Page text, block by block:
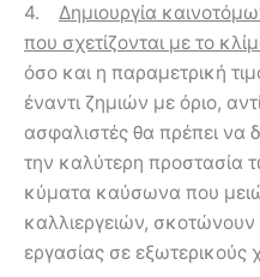
4. Δημιουργία
που σχετίζονται με το
όσο και η παραμετρική
έναντι ζημιών με όριο,
ασφαλιστές θα πρέπει να
την καλύτερη προστασία
κύματα καύσωνα που
καλλιεργειών, σκοτώνουν
εργασίας σε εξωτερικούς